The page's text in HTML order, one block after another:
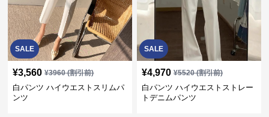
SALE
¥3,560 ¥3960(割引前)
白パンツ ハイウエストスリムパ
ンツ
SALE
¥4,970 ¥5520(割引前)
白パンツ ハイウエストストレー
トデニムパンツ